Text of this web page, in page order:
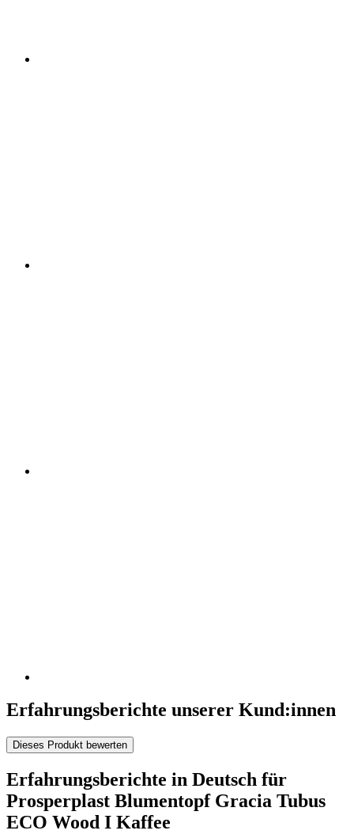
Erfahrungsberichte unserer Kund:innen
Dieses Produkt bewerten
Erfahrungsberichte in Deutsch für
Prosperplast Blumentopf Gracia Tubus
ECO Wood I Kaffee